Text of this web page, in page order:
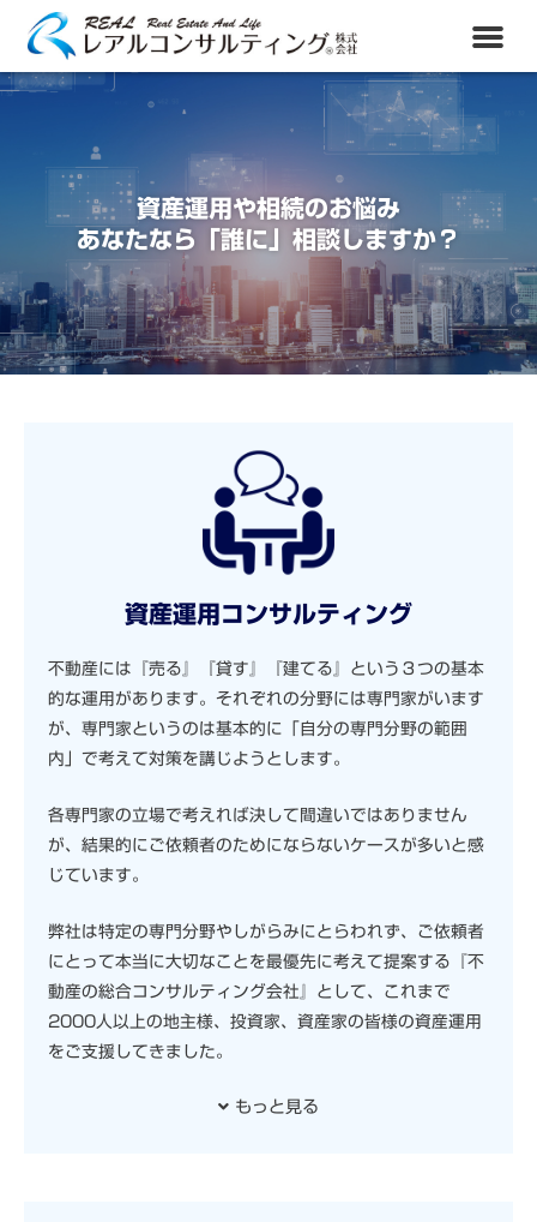
資産運用や相続のお悩み
あなたなら「誰に」相談しますか？
資産運用コンサルティング
不動産には『売る』『貸す』『建てる』という３つの基本
的な運用があります。それぞれの分野には専門家がいます
が、専門家というのは基本的に「自分の専門分野の範囲
内」で考えて対策を講じようとします。
各専門家の立場で考えれば決して間違いではありません
が、結果的にご依頼者のためにならないケースが多いと感
じています。
弊社は特定の専門分野やしがらみにとらわれず、ご依頼者
にとって本当に大切なことを最優先に考えて提案する『不
動産の総合コンサルティング会社』として、これまで
2000人以上の地主様、投資家、資産家の皆様の資産運用
をご支援してきました。
もっと見る